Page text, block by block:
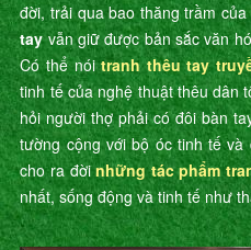
đời, trải qua bao thăng trầm
tayvẫn giữ được bản sắc văn
Có thể nóitranh thêu tay
tinh tế của nghệ thuật thêu dân
hỏi người thợ phải có đôi bàn
tường cộng với bộ óc tinh tế
cho ra đờinhững tác phẩm
nhất, sống động và tinh tế như